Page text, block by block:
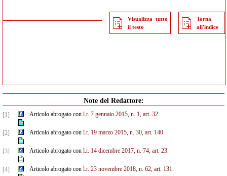
Visualizza tutto
il testo
Torna
all'indice
Note del Redattore:
[1] Articolo abrogato con l.r. 7 gennaio 2015, n. 1, art. 32.
[2] Articolo abrogato con l.r. 19 marzo 2015, n. 30, art. 140.
[3] Articolo abrogato con l.r. 14 dicembre 2017, n. 74, art. 23.
[4] Articolo abrogato con l.r. 23 novembre 2018, n. 62, art. 131.